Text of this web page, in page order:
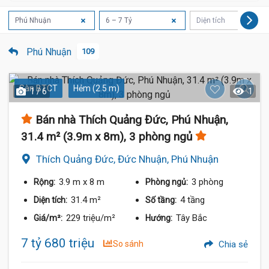
Phú Nhuận 6 – 7 Tỷ Diện tích
Phú Nhuận 109
Sàn BTCT Hẻm (2.5 m)
1 / 6 1
Bán nhà Thích Quảng Đức, Phú Nhuận,
31.4 m² (3.9m x 8m), 3 phòng ngủ
Thích Quảng Đức, Đức Nhuận, Phú Nhuận
Rộng: 3.9 m x 8 m Phòng ngủ: 3 phòng
Diện tích: 31.4 m² Số tầng: 4 tầng
Giá/m²: 229 triệu/m² Hướng: Tây Bắc
7 tỷ 680 triệu So sánh Chia sẻ